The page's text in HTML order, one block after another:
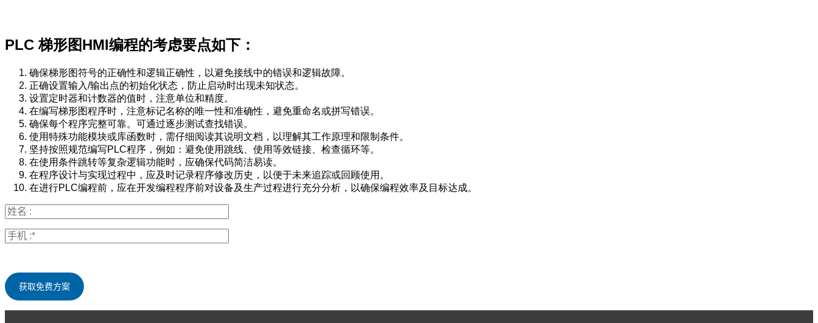
PLC梯形图HMI编程的考虑要点如下：
确保梯形图符号的正确性和逻辑正确性，以避免接线中的错误和逻辑故障。
正确设置输入/输出点的初始化状态，防止启动时出现未知状态。
设置定时器和计数器的值时，注意单位和精度。
在编写梯形图程序时，注意标记名称的唯一性和准确性，避免重命名或拼写错误。
确保每个程序完整可靠。可通过逐步测试查找错误。
使用特殊功能模块或库函数时，需仔细阅读其说明文档，以理解其工作原理和限制条件。
坚持按照规范编写PLC程序，例如：避免使用跳线、使用等效链接、检查循环等。
在使用条件跳转等复杂逻辑功能时，应确保代码简洁易读。
在程序设计与实现过程中，应及时记录程序修改历史，以便于未来追踪或回顾使用。
在进行PLC编程前，应在开发编程程序前对设备及生产过程进行充分分析，以确保编程效率及目标达成。